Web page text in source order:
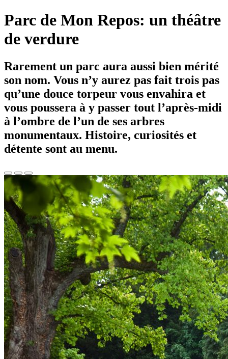
Parc de Mon Repos: un théâtre
de verdure
Rarement un parc aura aussi bien mérité
son nom. Vous n’y aurez pas fait trois pas
qu’une douce torpeur vous envahira et
vous poussera à y passer tout l’après-midi
à l’ombre de l’un de ses arbres
monumentaux. Histoire, curiosités et
détente sont au menu.